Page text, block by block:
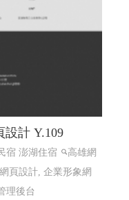
計 Y.109
宿 澎湖住宿
高雄網
頁設計, 企業形象網
理後台